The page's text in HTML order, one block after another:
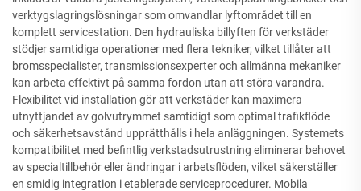
verktygslagringslösningar som omvandlar lyftområdet till en
komplett servicestation. Den hydrauliska billyften för verkstäder
stödjer samtidiga operationer med flera tekniker, vilket tillåter att
bromsspecialister, transmissionsexperter och allmänna mekaniker
kan arbeta effektivt på samma fordon utan att störa varandra.
Flexibilitet vid installation gör att verkstäder kan maximera
utnyttjandet av golvutrymmet samtidigt som optimal trafikflöde
och säkerhetsavstånd upprätthålls i hela anläggningen. Systemets
kompatibilitet med befintlig verkstadsutrustning eliminerar behovet
av specialtillbehör eller ändringar i arbetsflöden, vilket säkerställer
en smidig integration i etablerade serviceprocedurer. Mobila